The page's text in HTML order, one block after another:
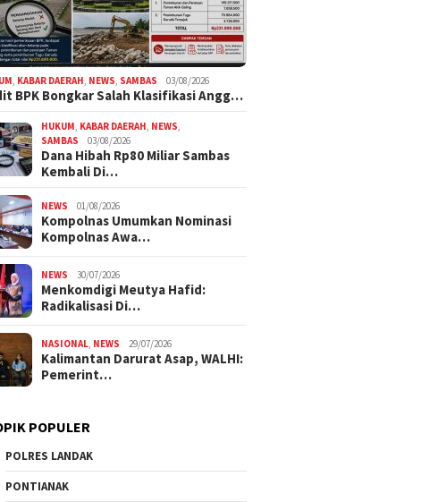
KABAR DAERAH NEWS SAMBAS 03/08/2026
BPK Bongkar Salah Klasifikasi Angg…
HUKUM KABAR DAERAH NEWS
SAMBAS
03/08/2026
Dana Hibah Rp80 Miliar Sambas
Kembali Di…
NEWS 01/08/2026
Kompolnas Umumkan Nominasi
Kompolnas Awa…
NEWS 30/07/2026
Menkomdigi Meutya Hafid:
Radikalisasi Di…
NASIONAL NEWS 29/07/2026
Kalimantan Darurat Asap, WALHI:
Pemerint…
POPULER
POLRES LANDAK
PONTIANAK